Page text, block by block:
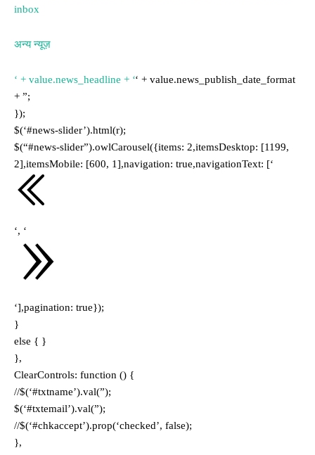
inbox
अन्य न्यूज़
‘ + value.news_headline + ‘‘ + value.news_publish_date_format
+ ”;
});
$(‘#news-slider’).html(r);
$(“#news-slider”).owlCarousel({items: 2,itemsDesktop: [1199,
2],itemsMobile: [600, 1],navigation: true,navigationText: [‘
‘, ‘
‘],pagination: true});
}
else { }
},
ClearControls: function () {
//$(‘#txtname’).val(”);
$(‘#txtemail’).val(”);
//$(‘#chkaccept’).prop(‘checked’, false);
},